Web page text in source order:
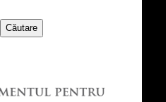
Căutare